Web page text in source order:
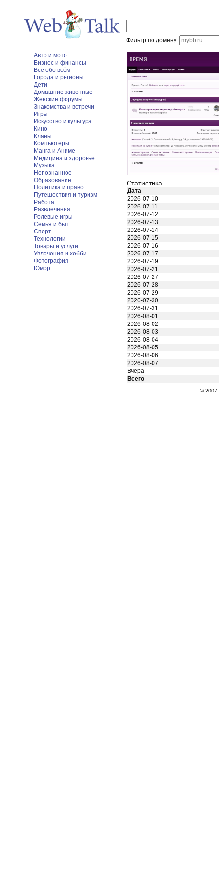
Фильтр по домену:
Авто и мото
Бизнес и финансы
Всё обо всём
Города и регионы
Дети
Домашние животные
Женские форумы
Знакомства и встречи
Игры
Искусство и культура
Кино
Кланы
Компьютеры
Манга и Аниме
Медицина и здоровье
Музыка
Непознанное
Образование
Политика и право
Путешествия и туризм
Работа
Развлечения
Ролевые игры
Семья и быт
Спорт
Технологии
Товары и услуги
Увлечения и хобби
Фотография
Юмор
Статистика
Дата
2026-07-10
2026-07-11
2026-07-12
2026-07-13
2026-07-14
2026-07-15
2026-07-16
2026-07-17
2026-07-19
2026-07-21
2026-07-27
2026-07-28
2026-07-29
2026-07-30
2026-07-31
2026-08-01
2026-08-02
2026-08-03
2026-08-04
2026-08-05
2026-08-06
2026-08-07
Вчера
Всего
©